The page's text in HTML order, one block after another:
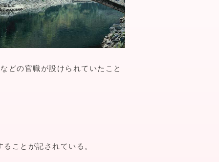
どの官職が設けられていたこと
ことが記されている。